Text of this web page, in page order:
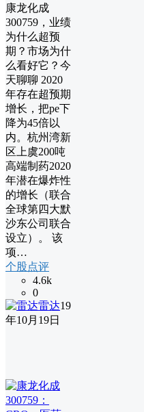
康龙化成
300759，业绩
为什么超预
期？市场为什
么看好它？今
天聊聊 2020
年存在超预期
增长，把pe下
降为45倍以
内。杭州湾新
区上虞200吨
高端制药2020
年潜在爆炸性
的增长（联合
全球第四大默
沙东公司联合
设立）。 该
项…
个股点评
4.6k
0
雷达19
年10月19日